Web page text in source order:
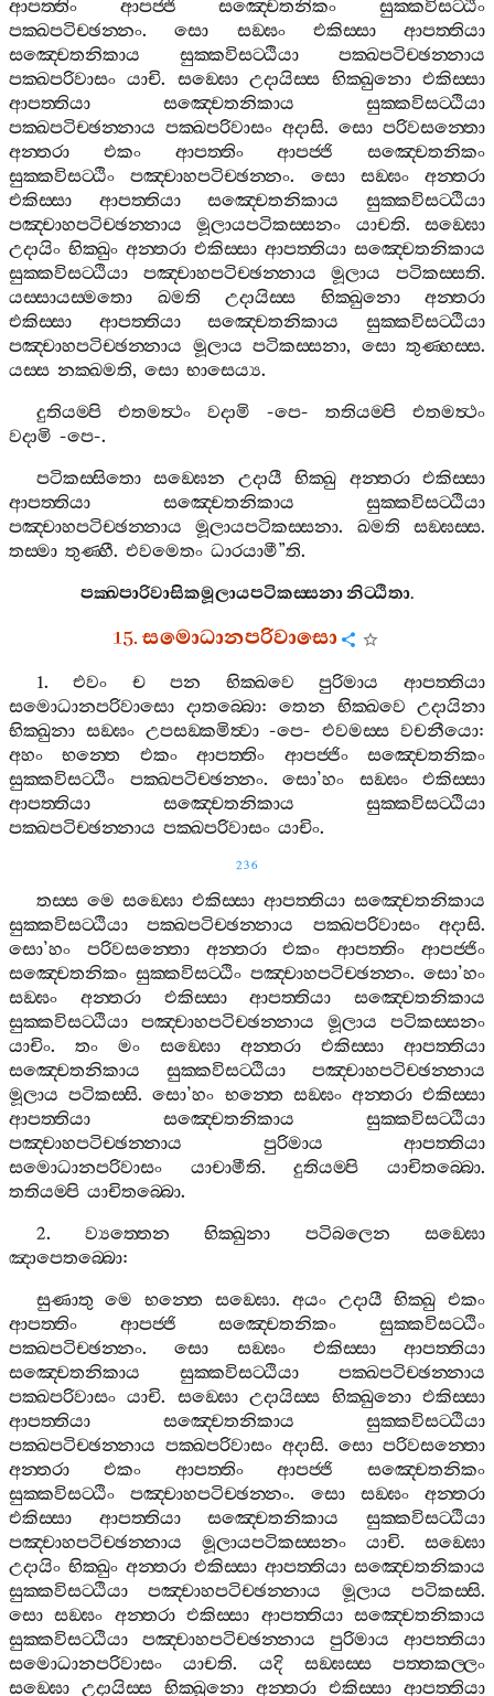
ආපත‍්තිං
ආපජ‍්ජි සඤ‍්චෙතනිකං
සුක‍්කවිසට‍්ඨිං
පක‍්ඛපටිච‍්ඡන‍්නං.සො සඞ‍්ඝං එකිස‍්සා
ආපත‍්තියා
සඤ‍්චෙතනිකාය
සුක‍්කවිසට‍්ඨියා
පක‍්ඛපටිච‍්ඡන‍්නාය
පක‍්ඛපරිවාසං යාචි. සඞ‍්ඝො උදායිස‍්ස භික‍්ඛුනො එකිස‍්සා
ආපත‍්තියා
සඤ‍්චෙතනිකාය
සුක‍්කවිසට‍්ඨියා
පක‍්ඛපටිච‍්ඡන‍්නාය පක‍්ඛපරිවාසං අදාසි. සො පරිවසන‍්තො
අන‍්තරා
එකං ආපත‍්තිං ආපජ‍්ජි
සඤ‍්චෙතනිකං
සුක‍්කවිසට‍්ඨිං
පඤ‍්චාහපටිච‍්ඡන‍්නං. සො සඞ‍්ඝං
අන‍්තරා
එකිස‍්සා
ආපත‍්තියා සඤ‍්චෙතනිකාය
සුක‍්කවිසට‍්ඨියා
පඤ‍්චාහපටිච‍්ඡන‍්නාය
මූලායපටිකස‍්සනං යාචති.සඞ‍්ඝො
උදායිං භික‍්ඛුං අන‍්තරා එකිස‍්සා ආපත‍්තියා සඤ‍්චෙතනිකාය
සුක‍්කවිසට‍්ඨියා
පඤ‍්චාහපටිච‍්ඡන‍්නාය මූලාය පටිකස‍්සති.
යස‍්සායස‍්මතො
ඛමති උදායිස‍්ස භික‍්ඛුනො
අන‍්තරා
එකිස‍්සා
ආපත‍්තියා සඤ‍්චෙතනිකාය
සුක‍්කවිසට‍්ඨියා
පඤ‍්චාහපටිච‍්ඡන‍්නාය මූලාය පටිකස‍්සනා, සො තුණ‍්හස‍්ස.
යස‍්ස නක‍්ඛමති, සො භාසෙය්‍ය.
දුතියම‍්පි
එතමත්‍ථං වදාමි -පෙ- තතියම‍්පි
එතමත්‍ථං
වදාමි -පෙ-.
පටිකස‍්සිතො
සඞ‍්ඝෙන උදායී භික‍්ඛු අන‍්තරා
එකිස‍්සා
ආපත‍්තියා
සඤ‍්චෙතනිකාය
සුක‍්කවිසට‍්ඨියා
පඤ‍්චාහපටිච‍්ඡන‍්නාය
මූලායපටිකස‍්සනා. ඛමති සඞ‍්ඝස‍්ස.
තස‍්මා තුණ‍්හී. එවමෙතං ධාරයාමී”ති.
පක‍්ඛපාරිවාසිකමූලායපටිකස‍්සනානිට‍්ඨිතා.
15.සමොධානපරිවාසො
1.එවං ච පන භික‍්ඛවෙ පුරිමාය
ආපත‍්තියා
සමොධානපරිවාසො දාතබ‍්බො: තෙන භික‍්ඛවෙ උදායිනා
භික‍්ඛුනා සඞ‍්ඝං උපසඞ‍්කමිත්‍වා-පෙ-එවමස‍්ස වචනීයො:
අහං
භන‍්තෙ එකං ආපත‍්තිං ආපජ‍්ජිං
සඤ‍්චෙතනිකං
සුක‍්කවිසට‍්ඨිං
පක‍්ඛපටිච‍්ඡන‍්නං. සො’හං සඞ‍්ඝං
එකිස‍්සා
ආපත‍්තියා
සඤ‍්චෙතනිකාය
සුක‍්කවිසට‍්ඨියා
පක‍්ඛපටිච‍්ඡන‍්නාය පක‍්ඛපරිවාසං යාචිං.
236
තස‍්ස මෙ සඞ‍්ඝො එකිස‍්සා ආපත‍්තියා සඤ‍්චෙතනිකාය
සුක‍්කවිසට‍්ඨියා
පක‍්ඛපටිච‍්ඡන‍්නාය පක‍්ඛපරිවාසං අදාසි.
සො’හං පරිවසන‍්තො අන‍්තරා එකං ආපත‍්තිං
ආපජ‍්ජිං
සඤ‍්චෙතනිකං සුක‍්කවිසට‍්ඨිං පඤ‍්චාහපටිච‍්ඡන‍්නං. සො’හං
සඞ‍්ඝං
අන‍්තරා එකිස‍්සා ආපත‍්තියා
සඤ‍්චෙතනිකාය
සුක‍්කවිසට‍්ඨියා
පඤ‍්චාහපටිච‍්ඡන‍්නාය මූලාය
පටිකස‍්සනං
යාචිං. තං මං සඞ‍්ඝො අන‍්තරා එකිස‍්සා
ආපත‍්තියා
සඤ‍්චෙතනිකාය
සුක‍්කවිසට‍්ඨියා
පඤ‍්චාහපටිච‍්ඡන‍්නාය
මූලාය පටිකස‍්සි.සො’හං භන‍්තෙ සඞ‍්ඝං අන‍්තරා එකිස‍්සා
ආපත‍්තියා
සඤ‍්චෙතනිකාය
සුක‍්කවිසට‍්ඨියා
පඤ‍්චාහපටිච‍්ඡන‍්නාය
පුරිමාය
ආපත‍්තියා
සමොධානපරිවාසං
යාචාමීති.දුතියම‍්පි යාචිතබ‍්බො.
තතියම‍්පි යාචිතබ‍්බො.
2. ව්‍යත‍්තෙන භික‍්ඛුනා පටිබලෙන
සඞ‍්ඝො
ඤාපෙතබ‍්බො:
සුණාතු
මෙ භන‍්තෙ සඞ‍්ඝො. අයං උදායී භික‍්ඛු එකං
ආපත‍්තිං
ආපජ‍්ජි සඤ‍්චෙතනිකං
සුක‍්කවිසට‍්ඨිං
පක‍්ඛපටිච‍්ඡන‍්නං.සො සඞ‍්ඝං එකිස‍්සා
ආපත‍්තියා
සඤ‍්චෙතනිකාය
සුක‍්කවිසට‍්ඨියා
පක‍්ඛපටිච‍්ඡන‍්නාය
පක‍්ඛපරිවාසං යාචි. සඞ‍්ඝො උදායිස‍්ස භික‍්ඛුනො එකිස‍්සා
ආපත‍්තියා
සඤ‍්චෙතනිකාය
සුක‍්කවිසට‍්ඨියා
පක‍්ඛපටිච‍්ඡන‍්නාය පක‍්ඛපරිවාසං අදාසි. සො පරිවසන‍්තො
අන‍්තරා
එකං ආපත‍්තිං ආපජ‍්ජි
සඤ‍්චෙතනිකං
සුක‍්කවිසට‍්ඨිං
පඤ‍්චාහපටිච‍්ඡන‍්නං. සො සඞ‍්ඝං
අන‍්තරා
එකිස‍්සා
ආපත‍්තියා සඤ‍්චෙතනිකාය
සුක‍්කවිසට‍්ඨියා
පඤ‍්චාහපටිච‍්ඡන‍්නාය
මූලායපටිකස‍්සනං යාචි. සඞ‍්ඝො
උදායිං භික‍්ඛුං අන‍්තරා එකිස‍්සා ආපත‍්තියා සඤ‍්චෙතනිකාය
සුක‍්කවිසට‍්ඨියා
පඤ‍්චාහපටිච‍්ඡන‍්නාය මූලාය පටිකස‍්සි.
සො සඞ‍්ඝං අන‍්තරා එකිස‍්සා ආපත‍්තියා සඤ‍්චෙතනිකාය
සුක‍්කවිසට‍්ඨියා
පඤ‍්චාහපටිච‍්ඡන‍්නාය පුරිමාය
ආපත‍්තියා
සමොධානපරිවාසං
යාචති. යදි සඞ‍්ඝස‍්ස
පත‍්තකල‍්ලං
සඞ‍්ඝො උදායිස‍්ස භික‍්ඛුනො අන‍්තරා එකිස‍්සා ආපත‍්තියා